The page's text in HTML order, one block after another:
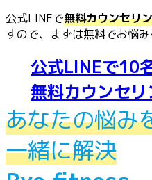
公式LINEで無料カウンセリ
すので、まずは無料でお悩
公式LINEで10
無料カウンセ
あなたの悩み
一緒に解決